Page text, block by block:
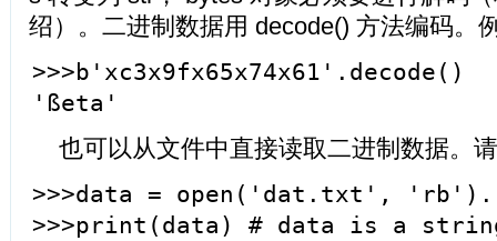
绍）。二进制数据用 decode() 方法编码。
>>>b'xc3x9fx65x74x61'.decode()
'ßeta'
也可以从文件中直接读取二进制数据。
>>>data = open('dat.txt',
>>>print(data) # data is a